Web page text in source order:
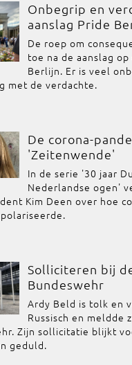
Onbegrip en
aanslag Pride
De roep om
toe na de aanslag
Berlijn. Er is veel
met de verdachte.
De corona-
'Zeitenwende'
In de serie '30 jaar
Nederlandse ogen'
Kim Deen over hoe
Solliciteren bij
Bundeswehr
Ardy Beld is tolk en
Russisch en meldde
Zijn sollicitatie blijkt
geduld.